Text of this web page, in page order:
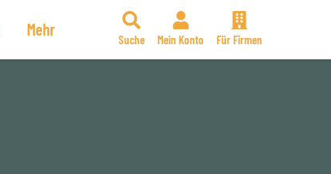
Mehr
Suche Mein Konto Für Firmen